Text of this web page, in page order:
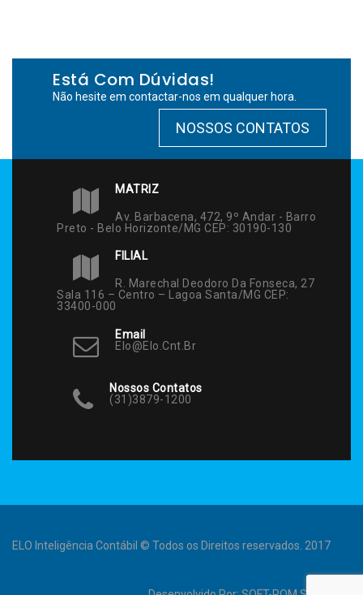
Está Com Dúvidas!
Não hesite em contactar-nos em qualquer hora.
NOSSOS CONTATOS
MATRIZ
Av. Barbacena, 472, 9º Andar - Barro
Preto - Belo Horizonte/MG CEP: 30190-130
FILIAL
R. Marechal Deodoro Da Fonseca, 27
Sala 116 – Centro – Lagoa Santa/MG CEP:
33400-000
Email
Elo@elo.cnt.br
Nossos Contatos
(31)3879-1200
ELO Inteligência Contábil © Todos os Direitos reservados. 2017